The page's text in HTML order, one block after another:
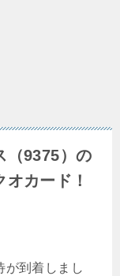
（9375）の
カード！
が到着しまし